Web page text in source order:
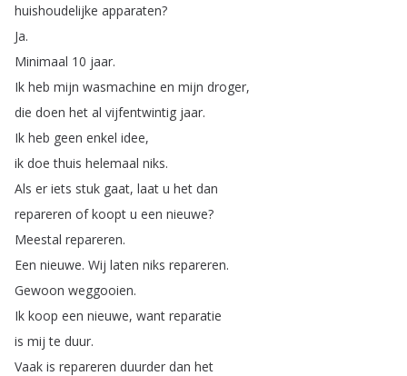
huishoudelijke apparaten?
Ja.
Minimaal 10 jaar.
Ik heb mijn wasmachine en mijn droger,
die doen het al vijfentwintig jaar.
Ik heb geen enkel idee,
ik doe thuis helemaal niks.
Als er iets stuk gaat, laat u het dan
repareren of koopt u een nieuwe?
Meestal repareren.
Een nieuwe. Wij laten niks repareren.
Gewoon weggooien.
Ik koop een nieuwe, want reparatie
is mij te duur.
Vaak is repareren duurder dan het